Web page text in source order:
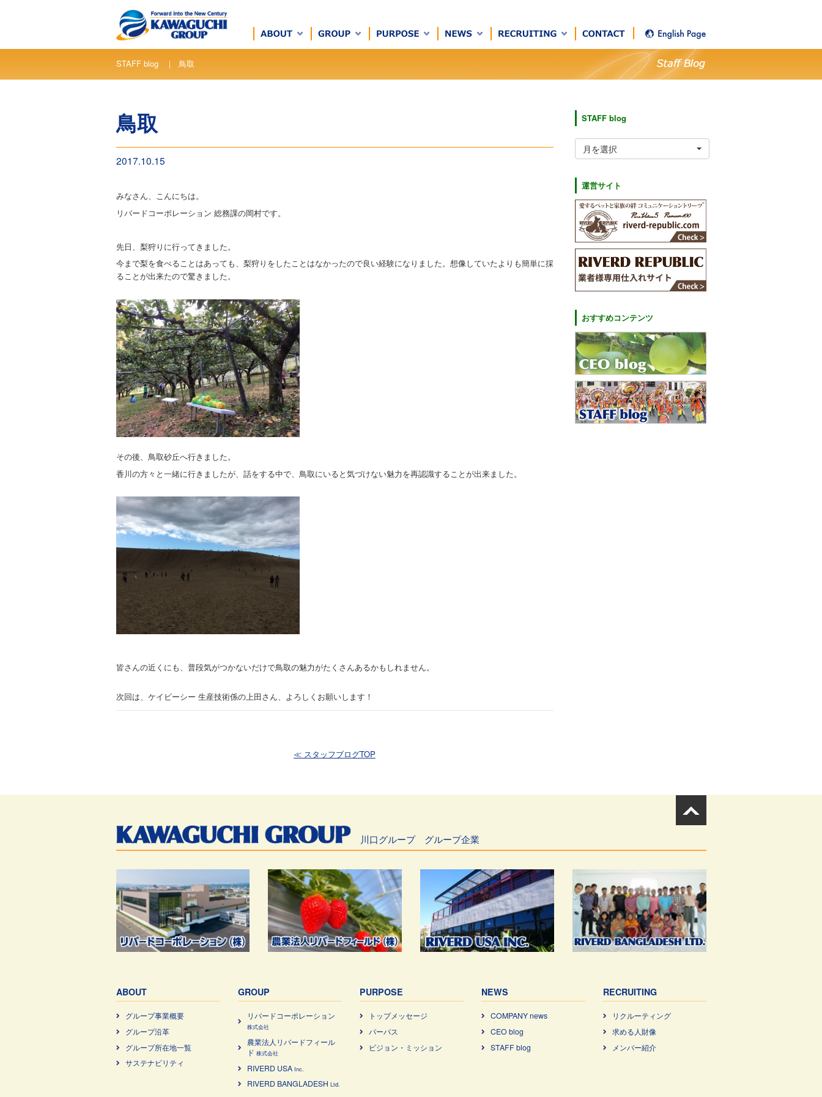
STAFF blog ｜ 鳥取
鳥取
2017.10.15
みなさん、こんにちは。
リバードコーポレーション 総務課の岡村です。
先日、梨狩りに行ってきました。
今まで梨を食べることはあっても、梨狩りをしたことはなかったので良い経験になりました。想像していたよりも簡単に採
ることが出来たので驚きました。
その後、鳥取砂丘へ行きました。
香川の方々と一緒に行きましたが、話をする中で、鳥取にいると気づけない魅力を再認識することが出来ました。
皆さんの近くにも、普段気がつかないだけで鳥取の魅力がたくさんあるかもしれません。
次回は、ケイビーシー 生産技術係の上田さん、よろしくお願いします！
≪ スタッフブログTOP
STAFF blog
月を選択
運営サイト
おすすめコンテンツ
川口グループ グループ企業
ABOUT
グループ事業概要
グループ沿革
グループ所在地一覧
サステナビリティ
GROUP
リバードコーポレーション
株式会社
農業法⼈リバードフィール
ド 株式会社
RIVERD USAInc.
RIVERD BANGLADESH Ltd.
PURPOSE
トップメッセージ
パーパス
ビジョン・ミッション
NEWS
COMPANY news
CEO blog
STAFF blog
RECRUITING
リクルーティング
求める⼈財像
メンバー紹介